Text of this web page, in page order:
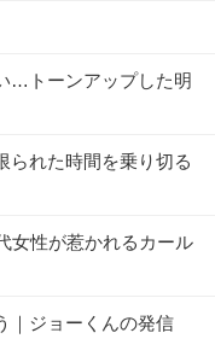
…トーンアップした明
られた時間を乗り切る
女性が惹かれるカール
｜ジョーくんの発信